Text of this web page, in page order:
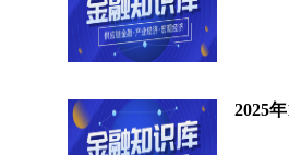
2025